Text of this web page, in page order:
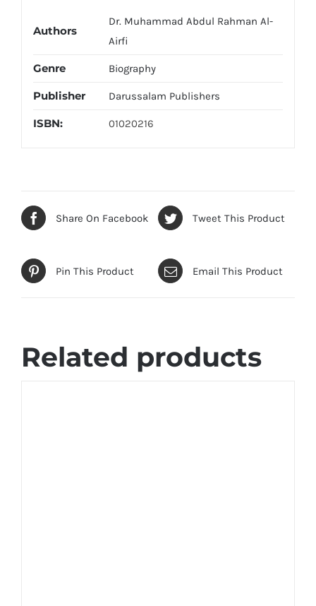
Authors
Dr. Muhammad Abdul Rahman Al-
Airfi
Genre Biography
Publisher Darussalam Publishers
ISBN: 01020216
Share On Facebook Tweet This Product
Pin This Product Email This Product
Related products